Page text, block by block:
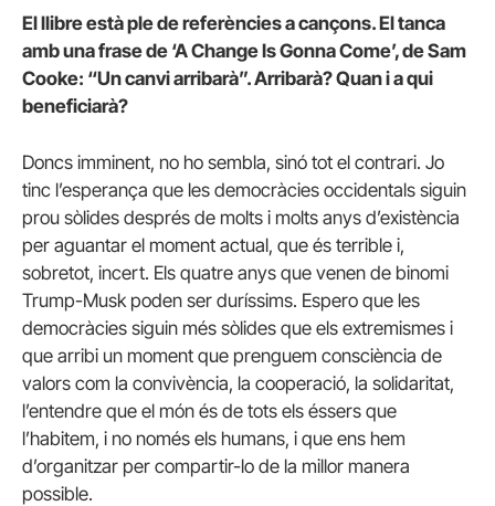
El llibre està ple de referències a cançons. El tanca
amb una frase de ‘A Change Is Gonna Come’, de Sam
Cooke: “Un canvi arribarà”. Arribarà? Quan i a qui
beneficiarà?
Doncs imminent, no ho sembla, sinó tot el contrari. Jo
tinc l’esperança que les democràcies occidentals siguin
prou sòlides després de molts i molts anys d’existència
per aguantar el moment actual, que és terrible i,
sobretot, incert. Els quatre anys que venen de binomi
Trump-Musk poden ser duríssims. Espero que les
democràcies siguin més sòlides que els extremismes i
que arribi un moment que prenguem consciència de
valors com la convivència, la cooperació, la solidaritat,
l’entendre que el món és de tots els éssers que
l’habitem, i no només els humans, i que ens hem
d’organitzar per compartir-lo de la millor manera
possible.